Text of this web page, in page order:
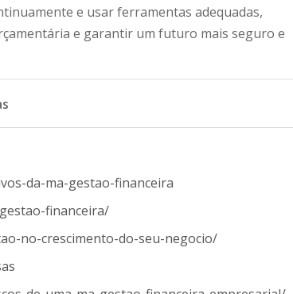
e usar ferramentas adequadas,
e garantir um futuro mais seguro e
da-ma-gestao-financeira
financeira/
no-crescimento-do-seu-negocio/